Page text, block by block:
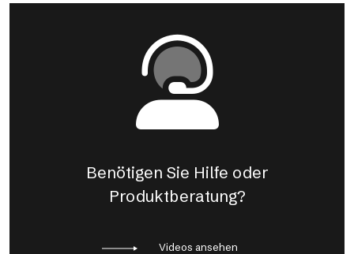
Benötigen Sie Hilfe oder
Produktberatung?
Videos ansehen